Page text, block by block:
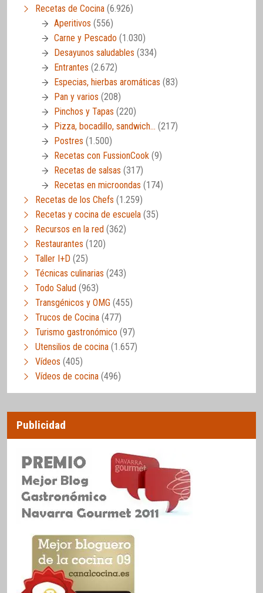
Recetas de Cocina (6.926)
Aperitivos (556)
Carne y Pescado (1.030)
Desayunos saludables (334)
Entrantes (2.672)
Especias, hierbas aromáticas (83)
Pan y varios (208)
Pinchos y Tapas (220)
Pizza, bocadillo, sandwich… (217)
Postres (1.500)
Recetas con FussionCook (9)
Recetas de salsas (317)
Recetas en microondas (174)
Recetas de los Chefs (1.259)
Recetas y cocina de escuela (35)
Recursos en la red (362)
Restaurantes (120)
Taller I+D (25)
Técnicas culinarias (243)
Todo Salud (963)
Transgénicos y OMG (455)
Trucos de Cocina (477)
Turismo gastronómico (97)
Utensilios de cocina (1.657)
Vídeos (405)
Vídeos de cocina (496)
Publicidad